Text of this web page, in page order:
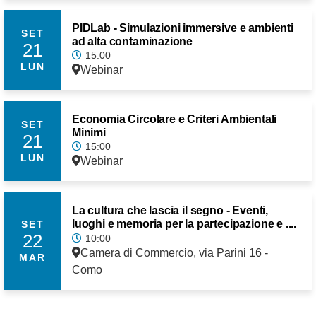
SET
21
LUN
PIDLab - Simulazioni immersive e ambienti
ad alta contaminazione
15:00
Webinar
SET
21
LUN
Economia Circolare e Criteri Ambientali
Minimi
15:00
Webinar
SET
22
MAR
La cultura che lascia il segno - Eventi,
luoghi e memoria per la partecipazione e ....
10:00
Camera di Commercio, via Parini 16 -
Como